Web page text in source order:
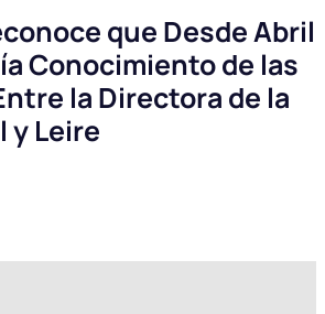
que Desde Abril
Conocimiento de las
la Directora de la
y Leire